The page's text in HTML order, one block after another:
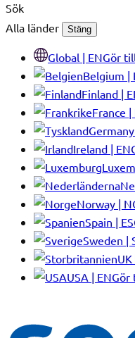
Sök
Alla länder
Stäng
Global | ENGör
Belgium |
Finland |
France |
Ireland | EN
Norway |
Spain | ES
Sweden |
UK
USA | ENGör